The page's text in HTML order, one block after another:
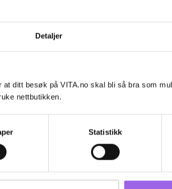
Detaljer
ditt besøk på VITA.no skal bli så bra som
nettbutikken.
Statistikk
Venn